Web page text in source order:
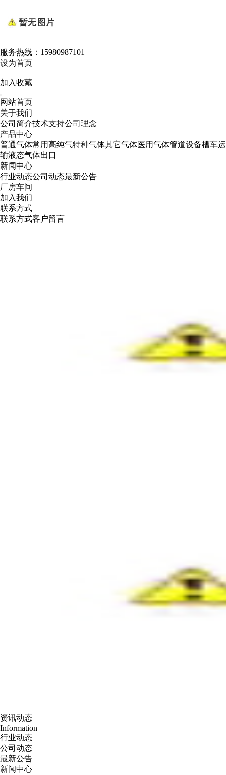
服务热线： 15980987101
设为首页
|
加入收藏
网站首页
关于我们
公司简介技术支持公司理念
产品中心
普通气体常用高纯气特种气体其它气体医用气体管道设备槽车运
输液态气体出口
新闻中心
行业动态公司动态最新公告
厂房车间
加入我们
联系方式
联系方式客户留言
资讯动态
Information
行业动态
公司动态
最新公告
新闻中心